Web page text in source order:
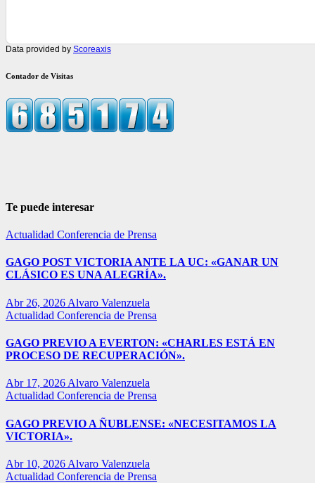
Data provided by Scoreaxis
Contador de Visitas
Te puede interesar
Actualidad Conferencia de Prensa
GAGO POST VICTORIA ANTE LA UC: «GANAR UN
CLÁSICO ES UNA ALEGRÍA».
Abr 26, 2026 Alvaro Valenzuela
Actualidad Conferencia de Prensa
GAGO PREVIO A EVERTON: «CHARLES ESTÁ EN
PROCESO DE RECUPERACIÓN».
Abr 17, 2026 Alvaro Valenzuela
Actualidad Conferencia de Prensa
GAGO PREVIO A ÑUBLENSE: «NECESITAMOS LA
VICTORIA».
Abr 10, 2026 Alvaro Valenzuela
Actualidad Conferencia de Prensa